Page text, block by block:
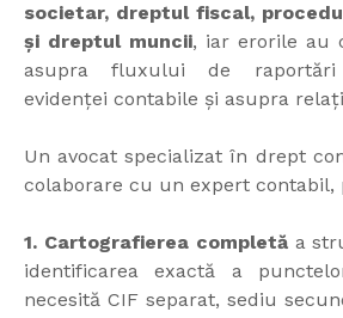
societar, dreptul fiscal,
și dreptul muncii, iar erorile au
asupra fluxului de
evidenței contabile și asupra
Un avocat specializat în drept
colaborare cu un expert contabil,
1. Cartografierea completăa
identificarea exactă a
necesită CIF separat, sediu